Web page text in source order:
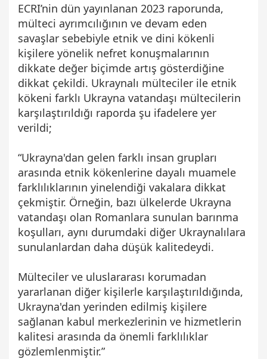
ECRI’nin dün yayınlanan 2023 raporunda,
mülteci ayrımcılığının ve devam eden
savaşlar sebebiyle etnik ve dini kökenli
kişilere yönelik nefret konuşmalarının
dikkate değer biçimde artış gösterdiğine
dikkat çekildi. Ukraynalı mülteciler ile etnik
kökeni farklı Ukrayna vatandaşı mültecilerin
karşılaştırıldığı raporda şu ifadelere yer
verildi;
“Ukrayna'dan gelen farklı insan grupları
arasında etnik kökenlerine dayalı muamele
farklılıklarının yinelendiği vakalara dikkat
çekmiştir. Örneğin, bazı ülkelerde Ukrayna
vatandaşı olan Romanlara sunulan barınma
koşulları, aynı durumdaki diğer Ukraynalılara
sunulanlardan daha düşük kalitedeydi.
Mülteciler ve uluslararası korumadan
yararlanan diğer kişilerle karşılaştırıldığında,
Ukrayna'dan yerinden edilmiş kişilere
sağlanan kabul merkezlerinin ve hizmetlerin
kalitesi arasında da önemli farklılıklar
gözlemlenmiştir.”